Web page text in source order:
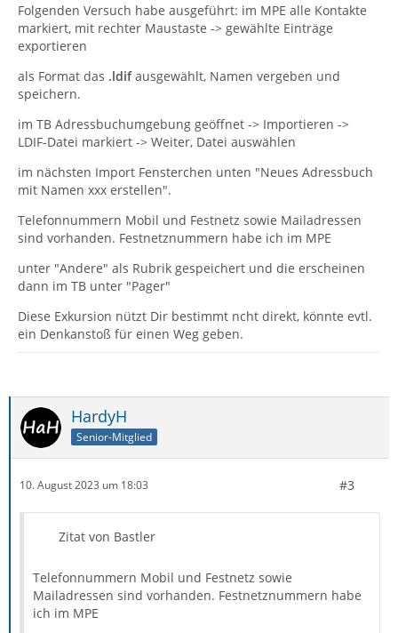
Folgenden Versuch habe ausgeführt: im MPE alle Kontakte
markiert, mit rechter Maustaste -> gewählte Einträge
exportieren
als Format das .ldifausgewählt, Namen vergeben und
speichern.
im TB Adressbuchumgebung geöffnet -> Importieren ->
LDIF-Datei markiert -> Weiter, Datei auswählen
im nächsten Import Fensterchen unten "Neues Adressbuch
mit Namen xxx erstellen".
Telefonnummern Mobil und Festnetz sowie Mailadressen
sind vorhanden. Festnetznummern habe ich im MPE
unter "Andere" als Rubrik gespeichert und die erscheinen
dann im TB unter "Pager"
Diese Exkursion nützt Dir bestimmt ncht direkt, könnte evtl.
ein Denkanstoß für einen Weg geben.
HardyH
Senior-Mitglied
10. August 2023 um 18:03 #3
Zitat von Bastler
Telefonnummern Mobil und Festnetz sowie
Mailadressen sind vorhanden. Festnetznummern habe
ich im MPE